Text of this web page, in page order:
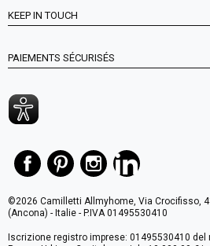
KEEP IN TOUCH
PAIEMENTS SÉCURISÉS
©2026 Camilletti Allmyhome, Via Crocifisso,
(Ancona) - Italie - P.IVA 01495530410
Iscrizione registro imprese: 01495530410 del